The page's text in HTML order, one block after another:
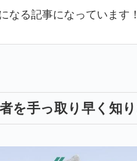
なる記事になっています！
を手っ取り早く知